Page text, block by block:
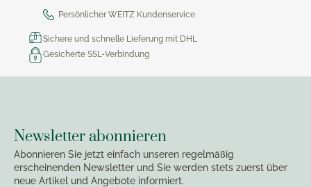
Persönlicher WEITZ Kundenservice
Sichere und schnelle Lieferung mit DHL
Gesicherte SSL-Verbindung
Newsletter abonnieren
Abonnieren Sie jetzt einfach unseren regelmäßig
erscheinenden Newsletter und Sie werden stets zuerst über
neue Artikel und Angebote informiert.